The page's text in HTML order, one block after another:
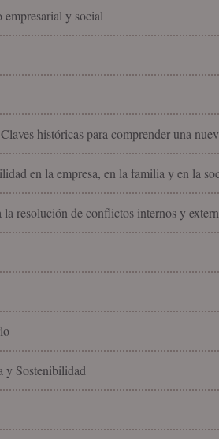
y social
históricas para comprender una
en la empresa, en la familia y en la
resolución de conflictos internos y
y Sostenibilidad